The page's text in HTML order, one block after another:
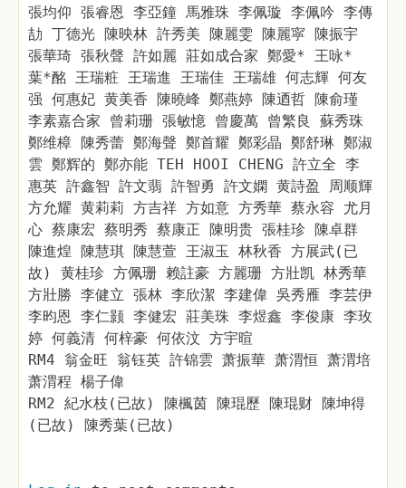
張均仰 張睿恩 李亞鐘 馬雅珠 李佩璇 李佩吟 李傳
劼 丁德光 陳映林 許秀美 陳麗雯 陳麗寜 陳振宇
張華琦 張秋聲 許如麗 莊如成合家 鄭愛* 王咏*
葉*酩 王瑞粧 王瑞進 王瑞佳 王瑞雄 何志輝 何友
强 何惠妃 黄美香 陳曉峰 鄭燕婷 陳迺哲 陳俞瑾
李素嘉合家 曾莉珊 張敏憶 曾慶萬 曾繁良 蘇秀珠
鄭维樟 陳秀蕾 鄭海聲 鄭首耀 鄭彩晶 鄭舒琳 鄭淑
雲 鄭辉的 鄭亦能 TEH HOOI CHENG 許立全 李
惠英 許鑫智 許文翡 許智勇 許文嫻 黄詩盈 周顺輝
方允耀 黄莉莉 方吉祥 方如意 方秀華 蔡永容 尤月
心 蔡康宏 蔡明秀 蔡康正 陳明贵 張桂珍 陳卓群
陳進煌 陳慧琪 陳慧萱 王淑玉 林秋香 方展武(已
故) 黄桂珍 方佩珊 赖註豪 方麗珊 方壯凯 林秀華
方壯勝 李健立 張林 李欣潔 李建偉 吳秀雁 李芸伊
李昀恩 李仁颢 李健宏 莊美珠 李煜鑫 李俊康 李玫
婷 何義清 何梓豪 何依汶 方宇暄
RM4 翁金旺 翁钰英 許锦雲 萧振華 萧渭恒 萧渭培
萧渭程 楊子偉
RM2 紀水枝(已故) 陳楓茵 陳琨歷 陳琨财 陳坤得
(已故) 陳秀葉(已故)